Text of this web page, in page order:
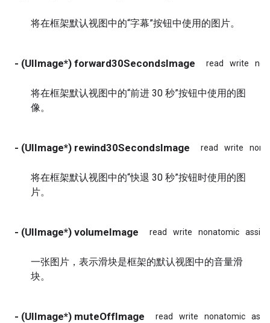
将在框架默认视图中的“字幕”按钮中使用的图片。
- (UIImage*) forward30SecondsImage read write
将在框架默认视图中的“前进 30 秒”按钮中使用的图
像。
- (UIImage*) rewind30SecondsImage read write
将在框架默认视图中的“快退 30 秒”按钮时使用的图
片。
- (UIImage*) volumeImage read write nonatomic assign
一张图片，表示滑块是框架的默认视图中的音量滑
块。
- (UIImage*) muteOffImage read write nonatomic